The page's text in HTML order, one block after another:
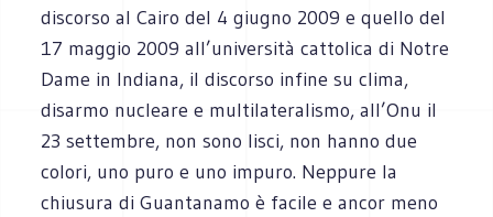
discorso al Cairo del 4 giugno 2009 e quello del
17 maggio 2009 all’università cattolica di Notre
Dame in Indiana, il discorso infine su clima,
disarmo nucleare e multilateralismo, all’Onu il
23 settembre, non sono lisci, non hanno due
colori, uno puro e uno impuro. Neppure la
chiusura di Guantanamo è facile e ancor meno